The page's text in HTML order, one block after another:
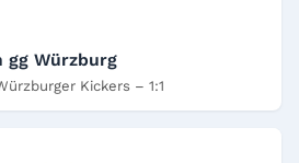
gg Würzburg
Kickers – 1:1